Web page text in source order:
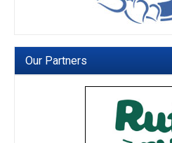
Our Partners